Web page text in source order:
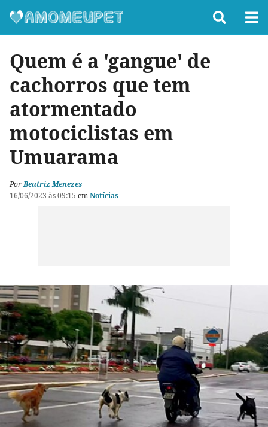
Quem é a 'gangue' de
cachorros que tem
atormentado
motociclistas em
Umuarama
PorBeatriz Menezes
16/06/2023 às 09:15 emNotícias